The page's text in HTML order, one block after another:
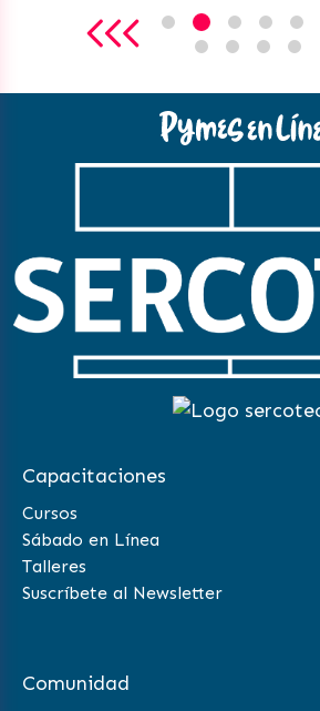
Capacitaciones
Cursos
Sábado en Línea
Talleres
Suscríbete al Newsletter
Comunidad